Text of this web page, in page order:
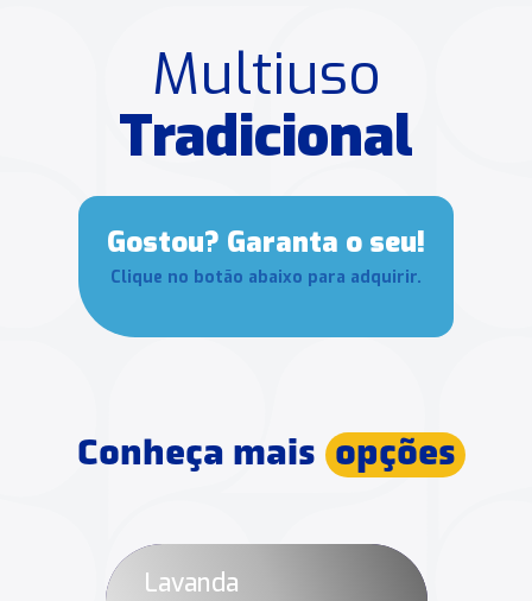
Multiuso
Tradicional
Gostou? Garanta o seu!
Clique no botão abaixo para adquirir.
Conheça mais opções
Lavanda